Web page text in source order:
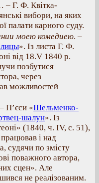
– Г. Ф. Квітка-
вибори, на яких
палати карного суду.
моею комедиею. –
». Із листа Г. Ф.
від 18.V 1840 р.
позбутися
через
можливостей
П’єси «Шельменко-
шалун». Із
(1840, ч. IV, с. 51),
і над
судячи по змісту
поважного автора,
сцен». Але
не реалізованим.